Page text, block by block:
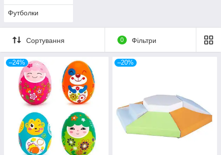
Футболки
Сортування 0 Фільтри
–24% –20%